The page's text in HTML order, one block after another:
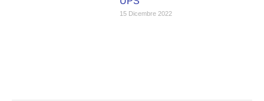
15 Dicembre 2022